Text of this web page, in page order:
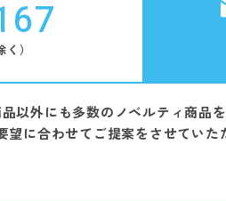
）
以外にも多数のノベルティ商品
望に合わせてご提案をさせてい